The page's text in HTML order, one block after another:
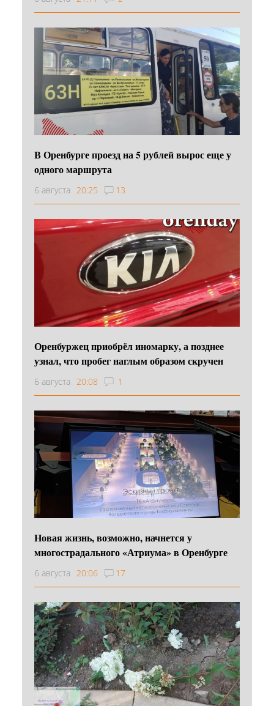
В Оренбурге проезд на 5 рублей вырос еще у
одного маршрута
6 августа 20:25 13
Оренбуржец приобрёл иномарку, а позднее
узнал, что пробег наглым образом скручен
6 августа 20:08 1
Новая жизнь, возможно, начнется у
многострадального «Атриума» в Оренбурге
6 августа 20:06 17